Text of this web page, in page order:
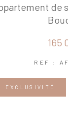
de
165
REF :
EXCLUSIVITÉ